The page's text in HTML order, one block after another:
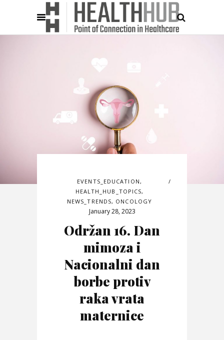
EVENTS_EDUCATION ,
HEALTH_HUB_TOPICS,
NEWS_TRENDS, ONCOLOGY
January 28, 2023
Održan 16. Dan
mimoza i
Nacionalni dan
borbe protiv
raka vrata
maternice